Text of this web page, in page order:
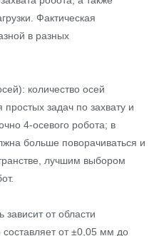
Фактическая
в разных
количество осей
задач по захвату и
4-осевого робота; в
больше поворачиваться и
лучшим выбором
зависит от области
от ±0,05 мм до